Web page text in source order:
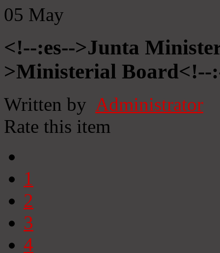
05 May
<!--:es-->Junta
>Ministerial Board<!--
Written by Administrator
Rate this item
1
2
3
4